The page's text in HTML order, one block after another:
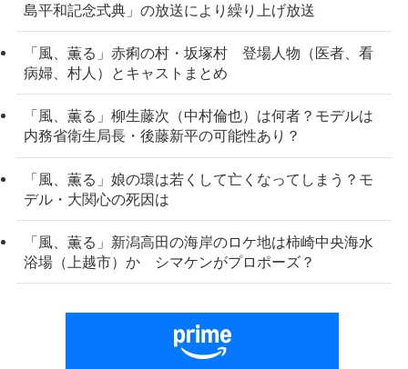
島平和記念式典」の放送により繰り上げ放送
「風、薫る」赤痢の村・坂塚村 登場人物（医者、看
病婦、村人）とキャストまとめ
「風、薫る」柳生藤次（中村倫也）は何者？モデルは
内務省衛生局長・後藤新平の可能性あり？
「風、薫る」娘の環は若くして亡くなってしまう？モ
デル・大関心の死因は
「風、薫る」新潟高田の海岸のロケ地は柿崎中央海水
浴場（上越市）か シマケンがプロポーズ？